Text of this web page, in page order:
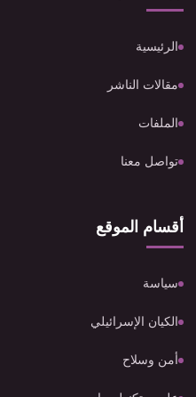
الرئيسية
مقالات الناشر
الملفات
تواصل معنا
أقسام الموقع
سياسة
الكيان الإسرائيلي
أمن وسلاح